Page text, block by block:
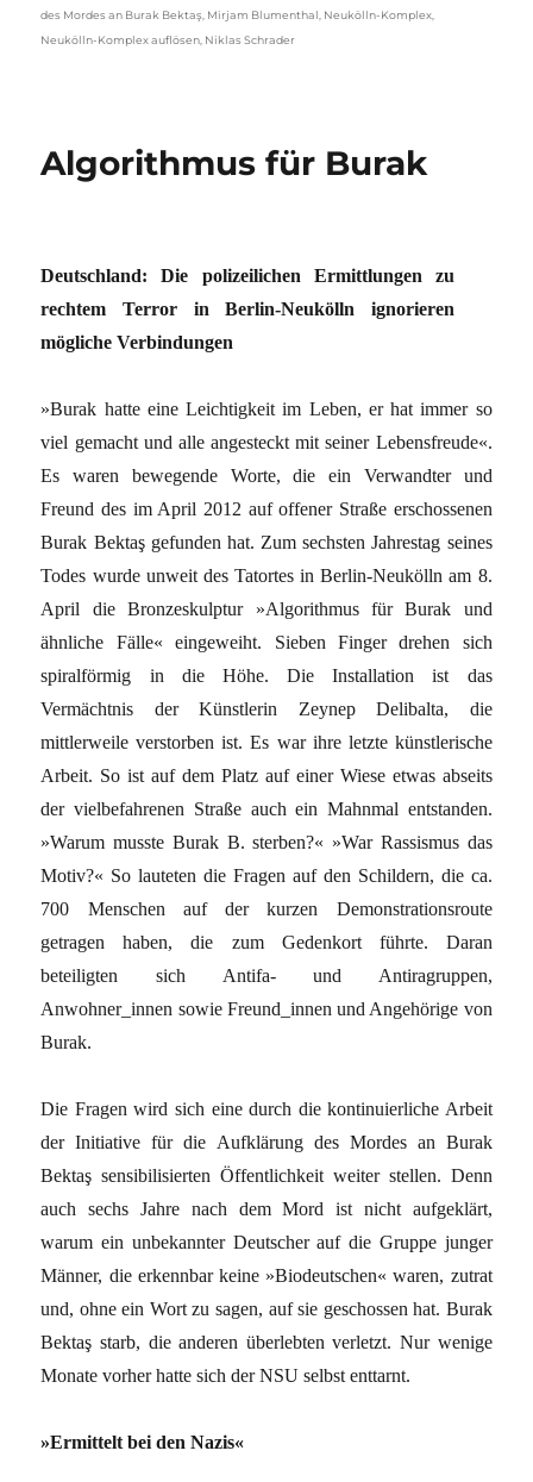
des Mordes an Burak Bektaş Mirjam Blumenthal Neukölln-Komplex
Neukölln-Komplex auflösen Niklas Schrader
Algorithmus für Burak
Deutschland: Die polizeilichen Ermittlungen zu
rechtem Terror in Berlin-Neukölln ignorieren
mögliche Verbindungen
»Burak hatte eine Leichtigkeit im Leben, er hat immer so
viel gemacht und alle angesteckt mit seiner Lebensfreude«.
Es waren bewegende Worte, die ein Verwandter und
Freund des im April 2012 auf offener Straße erschossenen
Burak Bektaş gefunden hat. Zum sechsten Jahrestag seines
Todes wurde unweit des Tatortes in Berlin-Neukölln am 8.
April die Bronzeskulptur »Algorithmus für Burak und
ähnliche Fälle« eingeweiht. Sieben Finger drehen sich
spiralförmig in die Höhe. Die Installation ist das
Vermächtnis der Künstlerin Zeynep Delibalta, die
mittlerweile verstorben ist. Es war ihre letzte künstlerische
Arbeit. So ist auf dem Platz auf einer Wiese etwas abseits
der vielbefahrenen Straße auch ein Mahnmal entstanden.
»Warum musste Burak B. sterben?« »War Rassismus das
Motiv?« So lauteten die Fragen auf den Schildern, die ca.
700 Menschen auf der kurzen Demonstrationsroute
getragen haben, die zum Gedenkort führte. Daran
beteiligten sich Antifa- und Antiragruppen,
Anwohner_innen sowie Freund_innen und Angehörige von
Burak.
Die Fragen wird sich eine durch die kontinuierliche Arbeit
der Initiative für die Aufklärung des Mordes an Burak
Bektaş sensibilisierten Öffentlichkeit weiter stellen. Denn
auch sechs Jahre nach dem Mord ist nicht aufgeklärt,
warum ein unbekannter Deutscher auf die Gruppe junger
Männer, die erkennbar keine »Biodeutschen« waren, zutrat
und, ohne ein Wort zu sagen, auf sie geschossen hat. Burak
Bektaş starb, die anderen überlebten verletzt. Nur wenige
Monate vorher hatte sich der NSU selbst enttarnt.
»Ermittelt bei den Nazis«